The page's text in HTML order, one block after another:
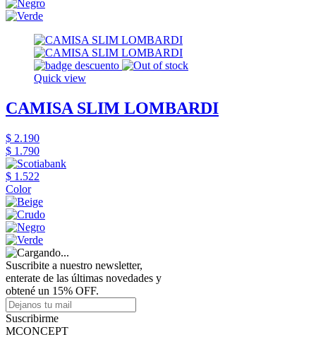
Quick view
CAMISA SLIM LOMBARDI
$ 2.190
$ 1.790
$ 1.522
Color
Suscribite a nuestro newsletter,
enterate de las últimas novedades y
obtené un 15% OFF.
Suscribirme
MCONCEPT